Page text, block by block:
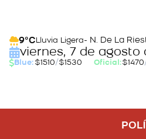
9°C Lluvia Ligera- N. De La
viernes, 7 de agosto
Blue: $1510/$1530 Oficial:$1470